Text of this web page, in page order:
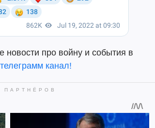
новости про войну и события в
канал!